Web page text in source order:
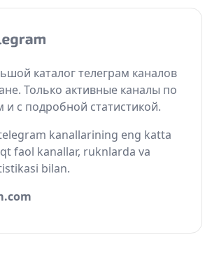
каталог телеграм каналов
Только активные каналы по
и с подробной статистикой.
kanallarining eng katta
faol kanallar, ruknlarda va
bilan.